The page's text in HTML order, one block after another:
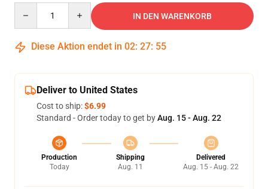
IN DEN WARENKORB
Diese Aktion endet in 02: 27: 54
Deliver to United States
Cost to ship:$6.99
Standard - Order today to get byAug. 15 - Aug. 22
Production
Today
Shipping
Aug. 11
Delivered
Aug. 15 - Aug. 22